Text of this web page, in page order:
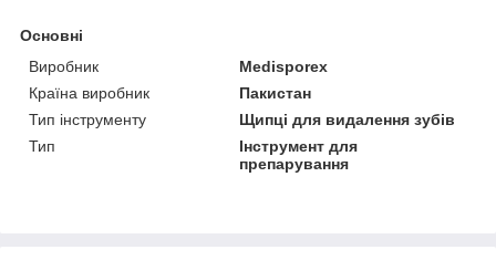
Основні
Виробник
Medisporex
Країна виробник
Пакистан
Тип інструменту
Щипці для видалення зубів
Тип
Інструмент для
препарування